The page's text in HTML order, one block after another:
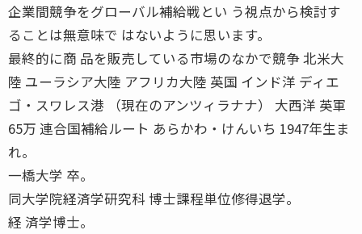
企業間競争をグローバル補給戦とい う視点から検討す
ることは無意味で はないように思います。
最終的に商 品を販売している市場のなかで競争 北米大
陸 ユーラシア大陸 アフリカ大陸 英国 インド洋 ディエ
ゴ・スワレス港 （現在のアンツィラナナ） 大西洋 英軍
65万 連合国補給ルート あらかわ・けんいち 1947年生ま
れ。
一橋大学 卒。
同大学院経済学研究科 博士課程単位修得退学。
経 済学博士。